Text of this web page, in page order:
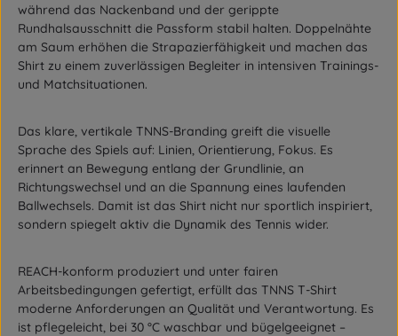
während das Nackenband und der gerippte
Rundhalsausschnitt die Passform stabil halten. Doppelnähte
am Saum erhöhen die Strapazierfähigkeit und machen das
Shirt zu einem zuverlässigen Begleiter in intensiven Trainings-
und Matchsituationen.
Das klare, vertikale TNNS-Branding greift die visuelle
Sprache des Spiels auf: Linien, Orientierung, Fokus. Es
erinnert an Bewegung entlang der Grundlinie, an
Richtungswechsel und an die Spannung eines laufenden
Ballwechsels. Damit ist das Shirt nicht nur sportlich inspiriert,
sondern spiegelt aktiv die Dynamik des Tennis wider.
REACH-konform produziert und unter fairen
Arbeitsbedingungen gefertigt, erfüllt das TNNS T-Shirt
moderne Anforderungen an Qualität und Verantwortung. Es
ist pflegeleicht, bei 30 °C waschbar und bügelgeeignet –